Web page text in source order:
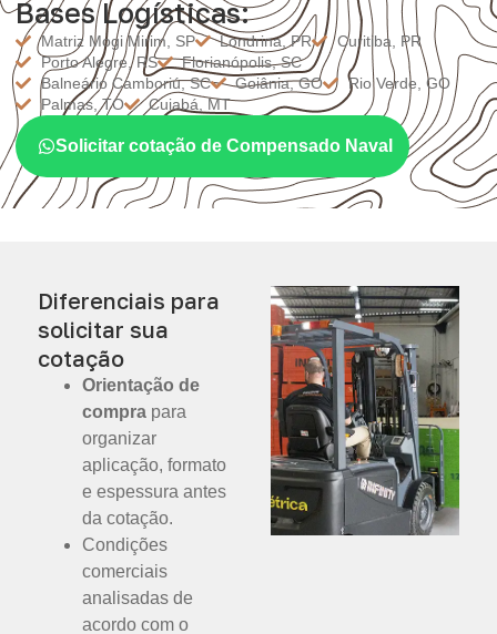
Bases Logísticas:
Matriz Mogi Mirim, SP Londrina, PR
Curitiba, PR
Porto Alegre, RS
Florianópolis, SC
Balneário Camboriú, SC
Goiânia, GO
Rio Verde, GO
Palmas, TO
Cuiabá, MT
Solicitar cotação de Compensado Naval
Diferenciais para
solicitar sua
cotação
Orientação de
compra para
organizar
aplicação, formato
e espessura antes
da cotação.
Condições
comerciais
analisadas de
acordo com o